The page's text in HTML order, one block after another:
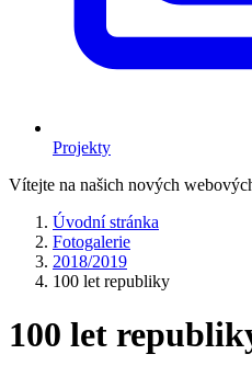
Projekty
Vítejte na našich nových
Úvodní stránka
Fotogalerie
2018/2019
100 let republiky
100 let